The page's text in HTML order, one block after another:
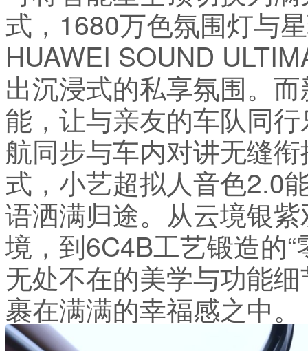
式，1680万色氛围灯与
HUAWEI SOUND
出沉浸式的私享氛围。
能，让与亲友的车队同
航同步与车内对讲无缝
式，小艺超拟人音色2.0
语洒满归途。从云境银
境，到6C4B工艺锻造的
无处不在的美学与功能
裹在满满的幸福感之中。